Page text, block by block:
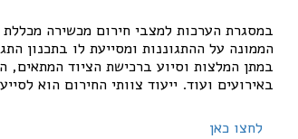
במסגרת הערכות למצבי חירום מכשירה
הממונה על ההתגוננות ומסייעת לו בתכנון
במתן המלצות וסיוע ברכישת הציוד המתאים,
באירועים ועוד. ייעוד צוותי החירום הוא
לחצו כאן